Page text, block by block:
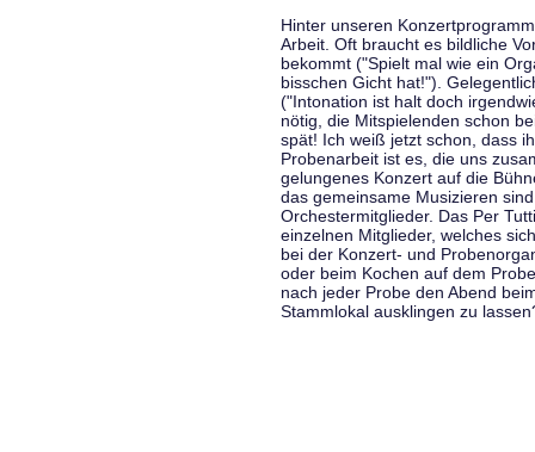
Hinter unseren
Arbeit. Oft braucht es bildliche
bekommt ("Spielt mal wie ein
bisschen Gicht hat!").
("Intonation ist halt doch
nötig, die Mitspielenden schon
spät! Ich weiß jetzt schon, dass
Probenarbeit ist es, die uns
gelungenes Konzert auf die
das gemeinsame Musizieren
Orchestermitglieder. Das Per
einzelnen Mitglieder, welches
bei der Konzert- und
oder beim Kochen auf dem
nach jeder Probe den Abend
Stammlokal ausklingen zu